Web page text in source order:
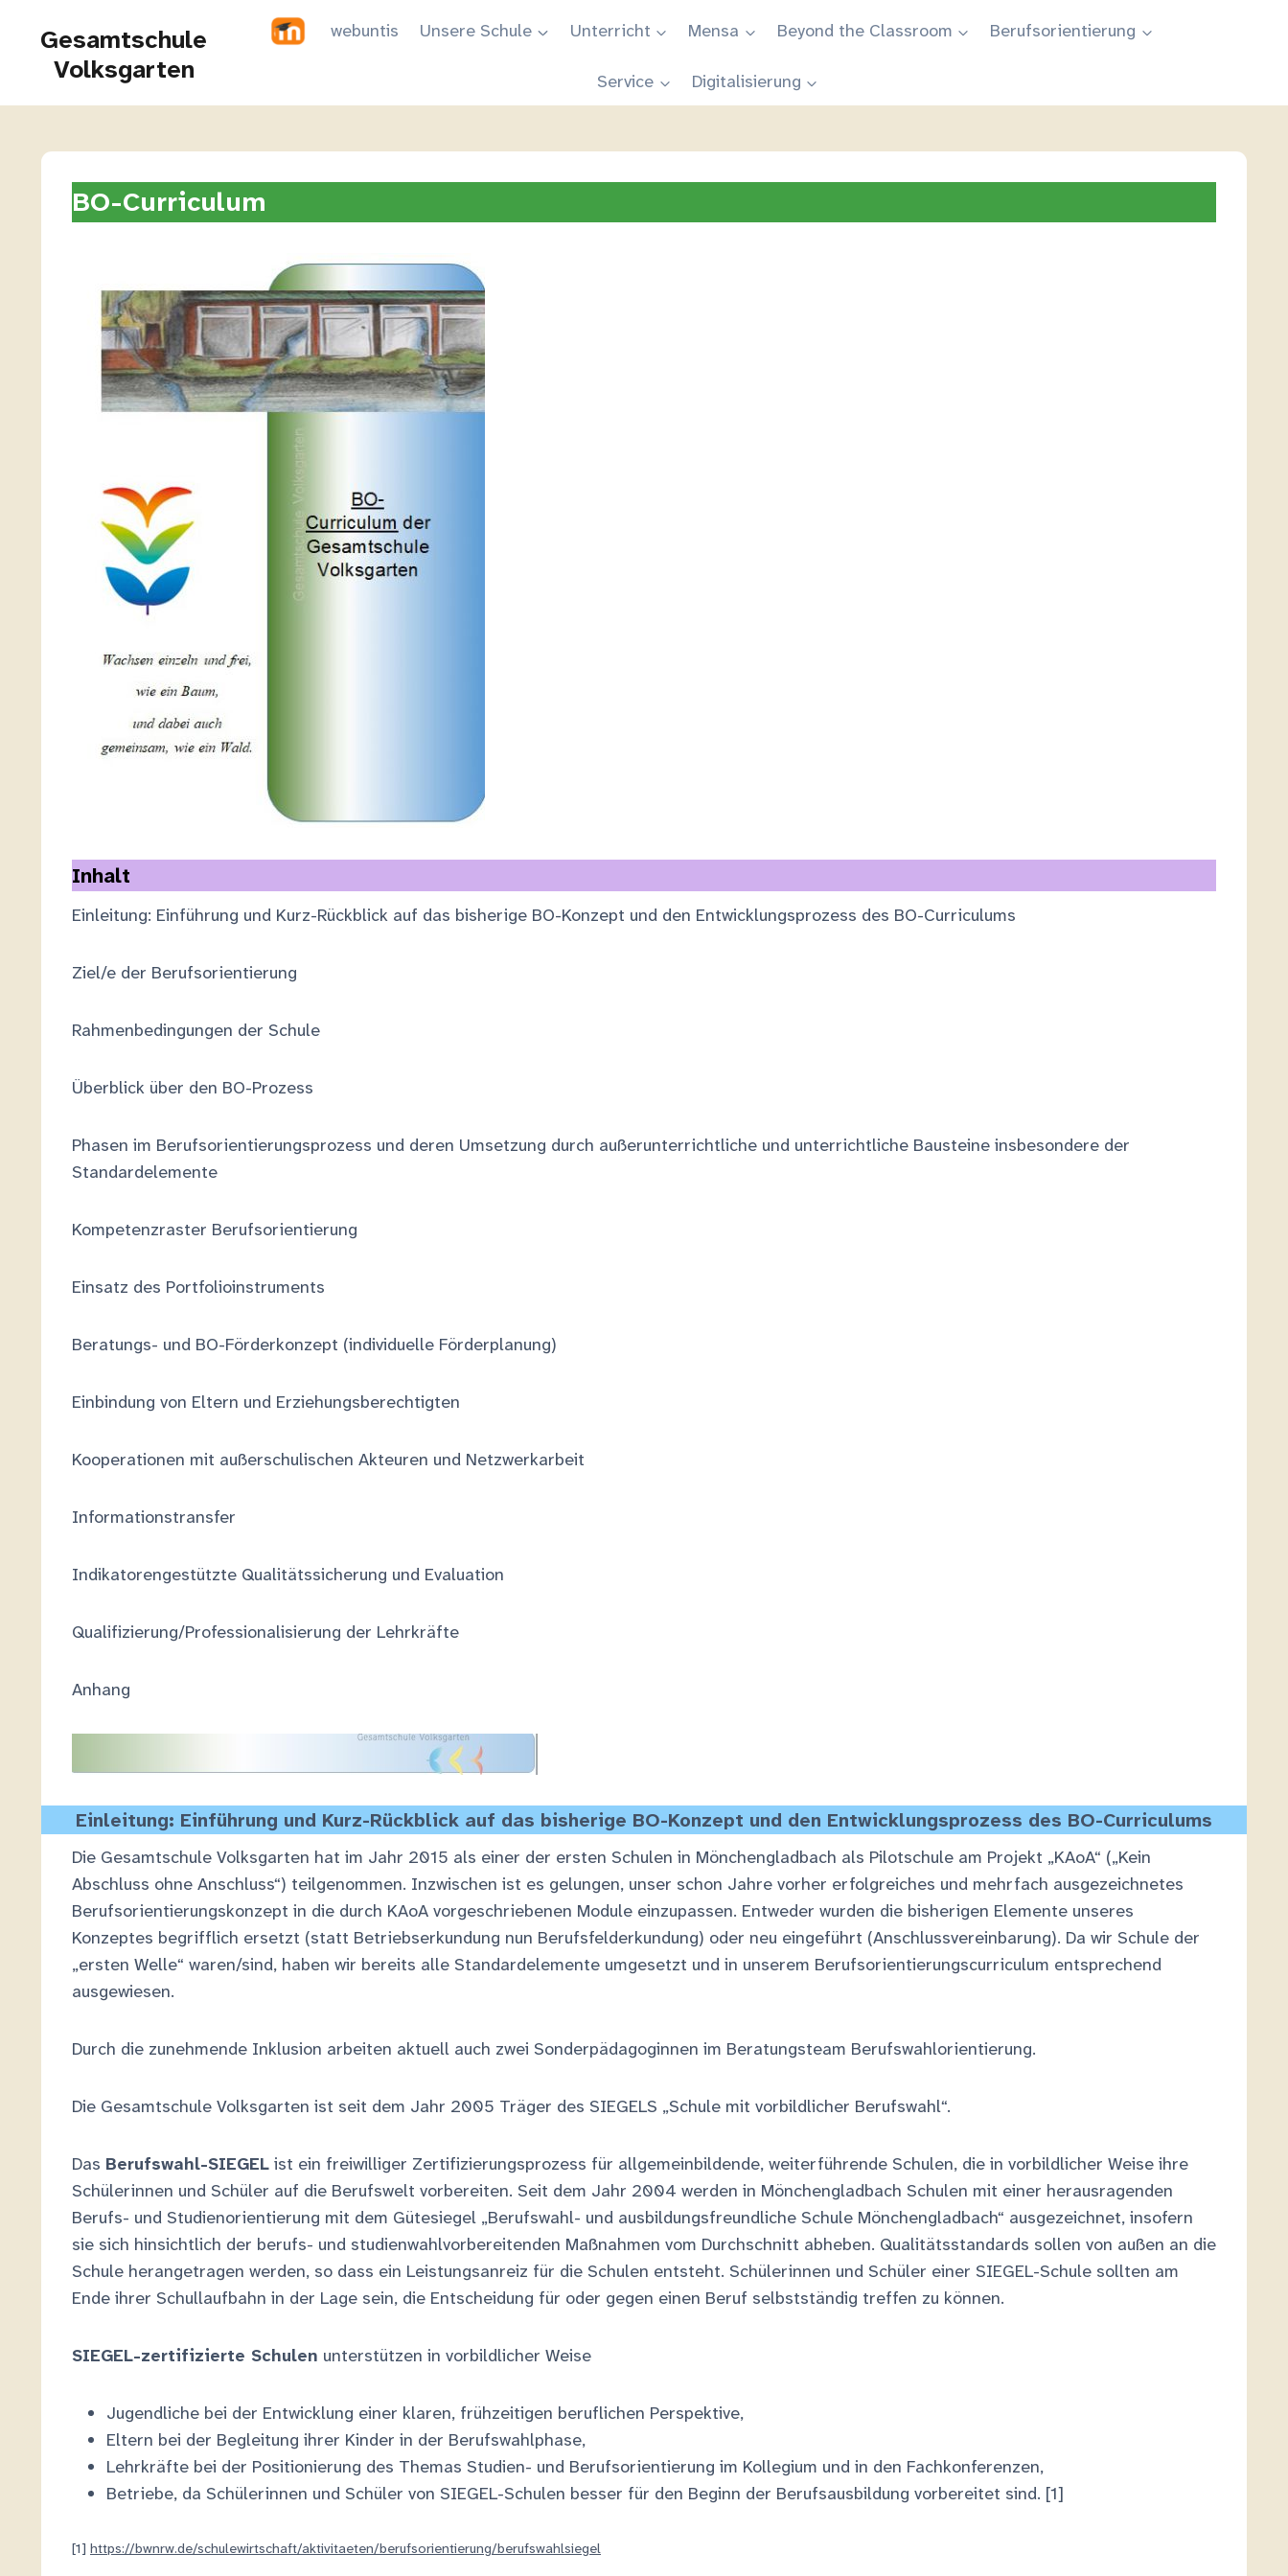
Inhalt
springen
Gesamtschule
Volksgarten
webuntis Unsere Schule Unterricht Mensa Beyond the Classroom Berufsorientierung
Service Digitalisierung
BO-Curriculum
Inhalt
Einleitung: Einführung und Kurz-Rückblick auf das bisherige BO-Konzept und den Entwicklungsprozess des BO-Curriculums
Ziel/e der Berufsorientierung
Rahmenbedingungen der Schule
Überblick über den BO-Prozess
Phasen im Berufsorientierungsprozess und deren Umsetzung durch außerunterrichtliche und unterrichtliche Bausteine insbesondere der
Standardelemente
Kompetenzraster Berufsorientierung
Einsatz des Portfolioinstruments
Beratungs- und BO-Förderkonzept (individuelle Förderplanung)
Einbindung von Eltern und Erziehungsberechtigten
Kooperationen mit außerschulischen Akteuren und Netzwerkarbeit
Informationstransfer
Indikatorengestützte Qualitätssicherung und Evaluation
Qualifizierung/Professionalisierung der Lehrkräfte
Anhang
Einleitung: Einführung und Kurz-Rückblick auf das bisherige BO-Konzept und den Entwicklungsprozess des BO-Curriculums
Die Gesamtschule Volksgarten hat im Jahr 2015 als einer der ersten Schulen in Mönchengladbach als Pilotschule am Projekt „KAoA“ („Kein
Abschluss ohne Anschluss“) teilgenommen. Inzwischen ist es gelungen, unser schon Jahre vorher erfolgreiches und mehrfach ausgezeichnetes
Berufsorientierungskonzept in die durch KAoA vorgeschriebenen Module einzupassen. Entweder wurden die bisherigen Elemente unseres
Konzeptes begrifflich ersetzt (statt Betriebserkundung nun Berufsfelderkundung) oder neu eingeführt (Anschlussvereinbarung). Da wir Schule der
„ersten Welle“ waren/sind, haben wir bereits alle Standardelemente umgesetzt und in unserem Berufsorientierungscurriculum entsprechend
ausgewiesen.
Durch die zunehmende Inklusion arbeiten aktuell auch zwei Sonderpädagoginnen im Beratungsteam Berufswahlorientierung.
Die Gesamtschule Volksgarten ist seit dem Jahr 2005 Träger des SIEGELS „Schule mit vorbildlicher Berufswahl“.
Das Berufswahl-SIEGEList ein freiwilliger Zertifizierungsprozess für allgemeinbildende, weiterführende Schulen, die in vorbildlicher Weise ihre
Schülerinnen und Schüler auf die Berufswelt vorbereiten. Seit dem Jahr 2004 werden in Mönchengladbach Schulen mit einer herausragenden
Berufs- und Studienorientierung mit dem Gütesiegel „Berufswahl- und ausbildungsfreundliche Schule Mönchengladbach“ ausgezeichnet, insofern
sie sich hinsichtlich der berufs- und studienwahlvorbereitenden Maßnahmen vom Durchschnitt abheben. Qualitätsstandards sollen von außen an die
Schule herangetragen werden, so dass ein Leistungsanreiz für die Schulen entsteht. Schülerinnen und Schüler einer SIEGEL-Schule sollten am
Ende ihrer Schullaufbahn in der Lage sein, die Entscheidung für oder gegen einen Beruf selbstständig treffen zu können.
SIEGEL-zertifizierte Schulen unterstützen in vorbildlicher Weise
Jugendliche bei der Entwicklung einer klaren, frühzeitigen beruflichen Perspektive,
Eltern bei der Begleitung ihrer Kinder in der Berufswahlphase,
Lehrkräfte bei der Positionierung des Themas Studien- und Berufsorientierung im Kollegium und in den Fachkonferenzen,
Betriebe, da Schülerinnen und Schüler von SIEGEL-Schulen besser für den Beginn der Berufsausbildung vorbereitet sind. [1]
[1] https://bwnrw.de/schulewirtschaft/aktivitaeten/berufsorientierung/berufswahlsiegel